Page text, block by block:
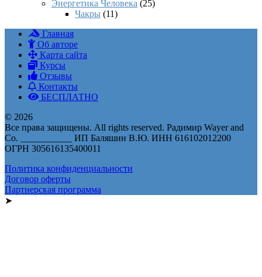
Энергетика Человека (25)
Чакры (11)
Главная
Об авторе
Карта сайта
Курсы
Отзывы
Контакты
БЕСПЛАТНО
© 2026
Все права защищены. All rights reserved. Радимир Wayer and
Co. ___________ ИП Баляшин В.Ю. ИНН 616102012200
ОГРН 305616135400011
Политика конфиденциальности
Договор оферты
Партнерская программа
➤